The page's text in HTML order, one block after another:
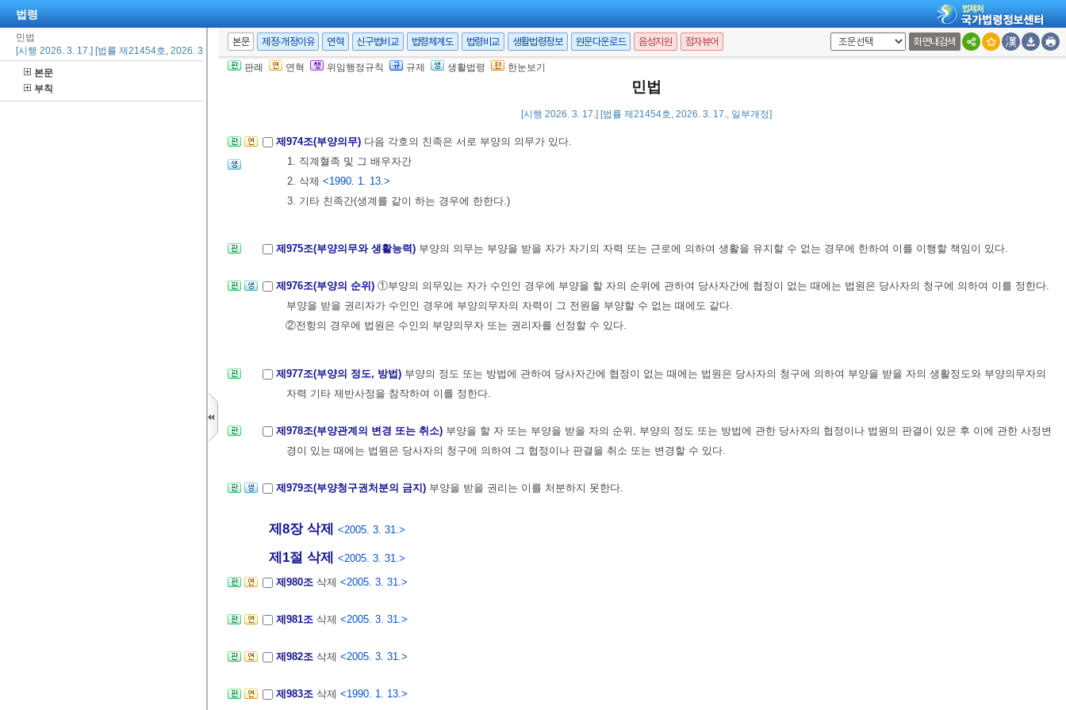
법령
민법
[시행 2026. 3. 17.] [법률 제21454호, 2026. 3. 17., 일부개정]
본문
부칙
본문 제정·개정이유 연혁 신구법비교 법령체계도 법령비교 생활법령정보 원문다운로드 음성지원 점자뷰어 화면내검색
판례 연혁 위임행정규칙 규제 생활법령 한눈보기
민법
[시행 2026. 3. 17.] [법률 제21454호, 2026. 3. 17., 일부개정]
제972조 삭제<2011. 3. 7.>
제974조(부양의무) 다음 각호의 친족은 서로 부양의 의무가 있다.
1. 직계혈족 및 그 배우자간
2. 삭제 <1990. 1. 13.>
3. 기타 친족간(생계를 같이 하는 경우에 한한다.)
제975조(부양의무와 생활능력) 부양의 의무는 부양을 받을 자가 자기의 자력 또는 근로에 의하여 생활을 유지할 수 없는 경우에 한하여 이를 이행할 책임이 있다.
제976조(부양의 순위) ①부양의 의무있는 자가 수인인 경우에 부양을 할 자의 순위에 관하여 당사자간에 협정이 없는 때에는 법원은 당사자의 청구에 의하여 이를 정한다.
부양을 받을 권리자가 수인인 경우에 부양의무자의 자력이 그 전원을 부양할 수 없는 때에도 같다.
②전항의 경우에 법원은 수인의 부양의무자 또는 권리자를 선정할 수 있다.
제977조(부양의 정도, 방법) 부양의 정도 또는 방법에 관하여 당사자간에 협정이 없는 때에는 법원은 당사자의 청구에 의하여 부양을 받을 자의 생활정도와 부양의무자의
자력 기타 제반사정을 참작하여 이를 정한다.
제978조(부양관계의 변경 또는 취소) 부양을 할 자 또는 부양을 받을 자의 순위, 부양의 정도 또는 방법에 관한 당사자의 협정이나 법원의 판결이 있은 후 이에 관한 사정변
경이 있는 때에는 법원은 당사자의 청구에 의하여 그 협정이나 판결을 취소 또는 변경할 수 있다.
제979조(부양청구권처분의 금지) 부양을 받을 권리는 이를 처분하지 못한다.
제8장 삭제 <2005. 3. 31.>
제1절 삭제 <2005. 3. 31.>
제980조 삭제 <2005. 3. 31.>
제981조 삭제 <2005. 3. 31.>
제982조 삭제 <2005. 3. 31.>
제983조 삭제 <1990. 1. 13.>